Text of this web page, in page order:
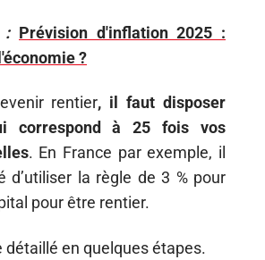
: Prévision d'inflation 2025 :
?
rentier, il faut disposer
correspond à 25 fois vos
. En France par exemple, il
d’utiliser la règle de 3 % pour
pour être rentier.
détaillé en quelques étapes.